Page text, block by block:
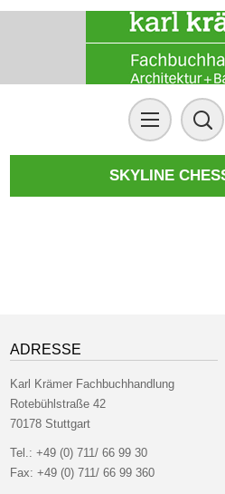
SKYLINE
ADRESSE
Karl Krämer Fachbuchhandlung
Rotebühlstraße 42
70178 Stuttgart
Tel.:+49 (0) 711/ 66 99 30
Fax: +49 (0) 711/ 66 99 360